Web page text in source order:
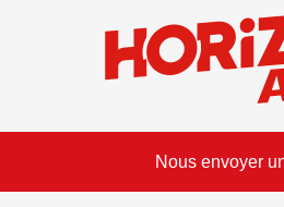
Nous envoyer